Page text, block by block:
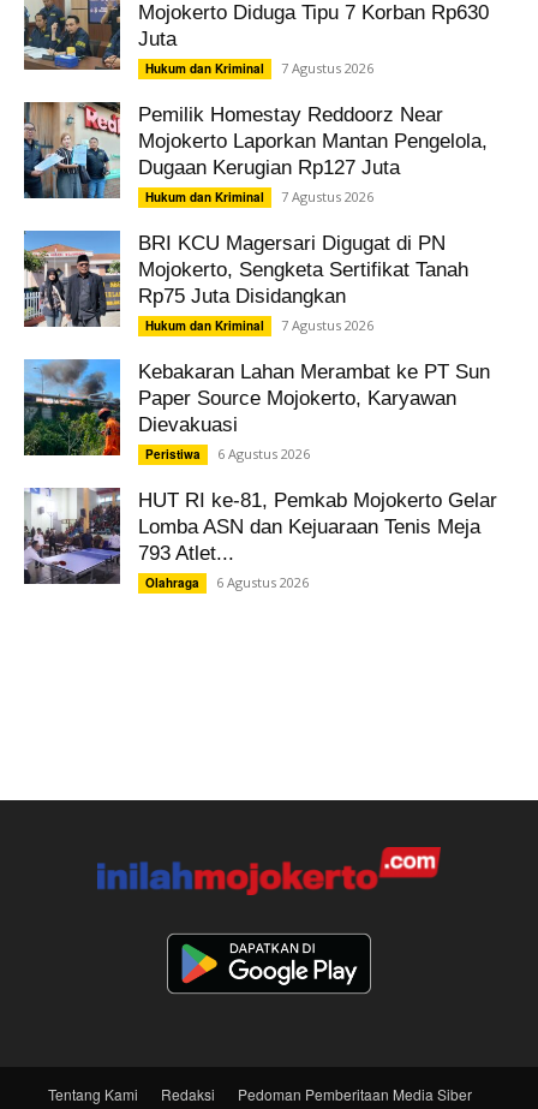
Mojokerto Diduga Tipu 7 Korban Rp630
Juta
Hukum dan Kriminal 7 Agustus 2026
Pemilik Homestay Reddoorz Near
Mojokerto Laporkan Mantan Pengelola,
Dugaan Kerugian Rp127 Juta
Hukum dan Kriminal 7 Agustus 2026
BRI KCU Magersari Digugat di PN
Mojokerto, Sengketa Sertifikat Tanah
Rp75 Juta Disidangkan
Hukum dan Kriminal 7 Agustus 2026
Kebakaran Lahan Merambat ke PT Sun
Paper Source Mojokerto, Karyawan
Dievakuasi
Peristiwa 6 Agustus 2026
HUT RI ke-81, Pemkab Mojokerto Gelar
Lomba ASN dan Kejuaraan Tenis Meja
793 Atlet...
Olahraga 6 Agustus 2026
Tentang Kami Redaksi
Pedoman Pemberitaan Media Siber